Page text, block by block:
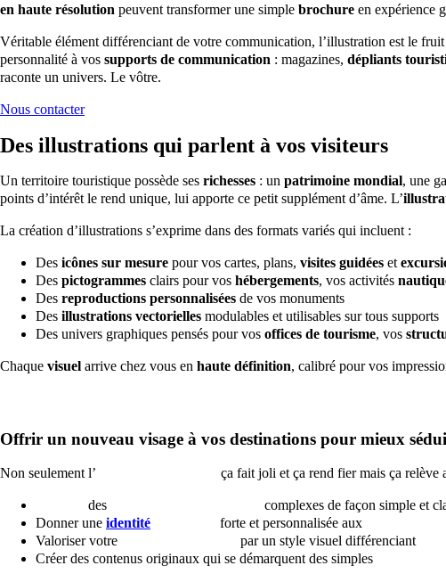
en haute résolution peuvent transformer une simple brochure en expérience
Véritable élément différenciant de votre communication, l’illustration est le
personnalité à vos supports de communication : magazines, dépliants
raconte un univers. Le vôtre.
Nous contacter
Des illustrations qui parlent à vos visiteurs
Un territoire touristique possède ses richesses : un patrimoine mondial, une
points d’intérêt le rend unique, lui apporte ce petit supplément d’âme. L’
La création d’illustrations s’exprime dans des formats variés qui incluent :
Des icônes sur mesure pour vos cartes, plans, visites guidées et
Des pictogrammes clairs pour vos hébergements, vos activités
Des reproductions personnalisées de vos monuments
Des illustrations vectorielles modulables et utilisables sur tous supports
Des univers graphiques pensés pour vos offices de tourisme, vos
Chaque visuel arrive chez vous en haute définition, calibré pour vos
Offrir un nouveau visage à vos destinations pour mieux
Non seulement l’ ça fait joli et ça rend fier mais ça relève
des
complexes de façon simple et
Donner une identité forte et personnalisée aux
Valoriser votre
par un style visuel différenciant
Créer des contenus originaux qui se démarquent des simples